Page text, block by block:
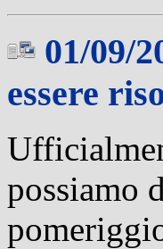
01/09/
essere
possiamo